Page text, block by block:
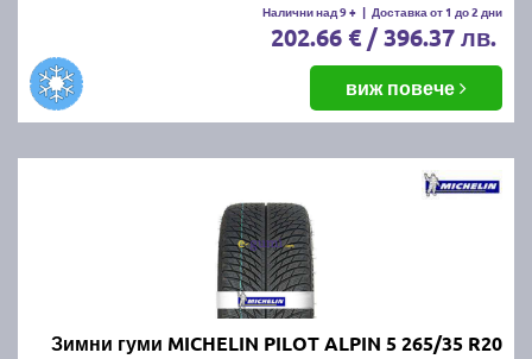
Налични над 9 + | Доставка от 1 до 2 дни
202.66 € / 396.37 лв.
виж повече
Зимни гуми MICHELIN PILOT ALPIN 5 265/35 R20